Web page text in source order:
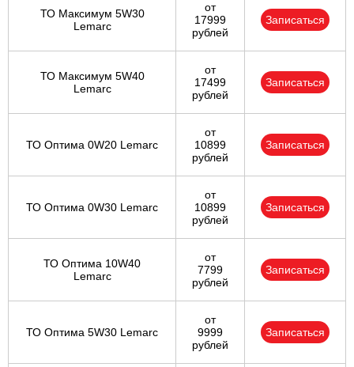
ТО Максимум 5W30
Lemarc
от
17999
рублей
Записаться
ТО Максимум 5W40
Lemarc
от
17499
рублей
Записаться
ТО Оптима 0W20 Lemarc
от
10899
рублей
Записаться
ТО Оптима 0W30 Lemarc
от
10899
рублей
Записаться
ТО Оптима 10W40
Lemarc
от
7799
рублей
Записаться
ТО Оптима 5W30 Lemarc
от
9999
рублей
Записаться